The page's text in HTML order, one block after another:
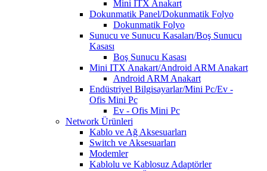
Mini ITX Anakart
Dokunmatik Panel/Dokunmatik Folyo
Dokunmatik Folyo
Sunucu ve Sunucu Kasaları/Boş Sunucu
Kasası
Boş Sunucu Kasası
Mini ITX Anakart/Android ARM Anakart
Android ARM Anakart
Endüstriyel Bilgisayarlar/Mini Pc/Ev -
Ofis Mini Pc
Ev - Ofis Mini Pc
Network Ürünleri
Kablo ve Ağ Aksesuarları
Switch ve Aksesuarları
Modemler
Kablolu ve Kablosuz Adaptörler